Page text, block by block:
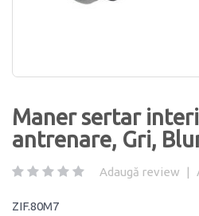
Maner sertar
antrenare, Gri,
Adaugă review |
ZIF.80M7